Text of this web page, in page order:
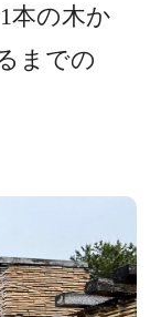
本の木か
までの